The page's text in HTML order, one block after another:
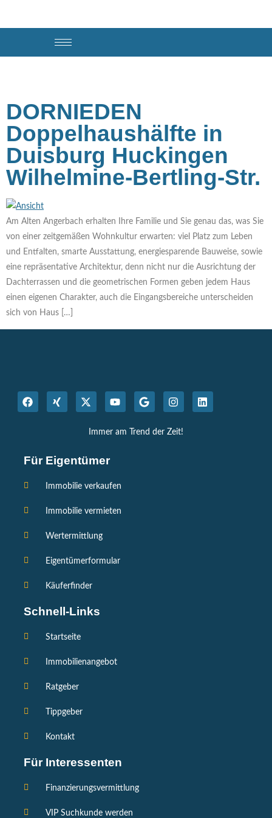
DORNIEDEN
Doppelhaushälfte in
Duisburg Huckingen
Wilhelmine-Bertling-Str.
Am Alten Angerbach erhalten Ihre Familie und Sie genau das, was Sie
von einer zeitgemäßen Wohnkultur erwarten: viel Platz zum Leben
und Entfalten, smarte Ausstattung, energiesparende Bauweise, sowie
eine repräsentative Architektur, denn nicht nur die Ausrichtung der
Dachterrassen und die geometrischen Formen geben jedem Haus
einen eigenen Charakter, auch die Eingangsbereiche unterscheiden
sich von Haus […]
Immer am Trend der Zeit!
Für Eigentümer
Immobilie verkaufen
Immobilie vermieten
Wertermittlung
Eigentümerformular
Käuferfinder
Schnell-Links
Startseite
Immobilienangebot
Ratgeber
Tippgeber
Kontakt
Für Interessenten
Finanzierungsvermittlung
VIP Suchkunde werden